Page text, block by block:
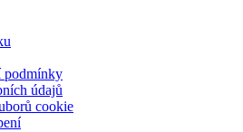
podmínky
údajů
cookie